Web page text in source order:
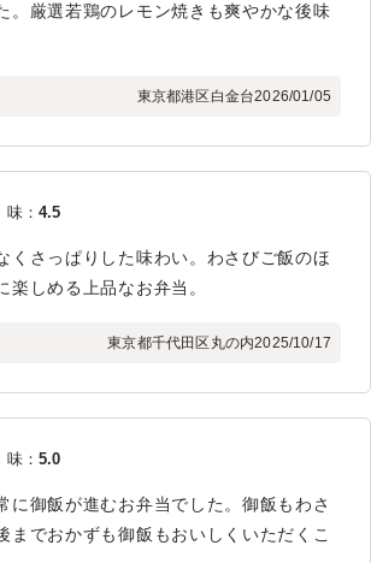
。厳選若鶏のレモン焼きも爽やかな後味
東京都港区白金台2026/01/05
味：4.5
くさっぱりした味わい。わさびご飯のほ
しめる上品なお弁当。
東京都千代田区丸の内2025/10/17
味：5.0
御飯が進むお弁当でした。御飯もわさ
でおかずも御飯もおいしくいただくこ